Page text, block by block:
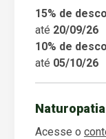
15% de
até 20/09/26
10% de
até 05/10/26
Naturopatia
Acesse o